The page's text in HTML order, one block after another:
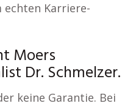
Karriere-
Moers
Dr. Schmelzer.
keine Garantie. Bei